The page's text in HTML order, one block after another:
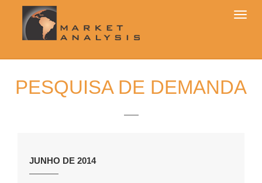
PESQUISA DE DEMANDA
JUNHO DE 2014